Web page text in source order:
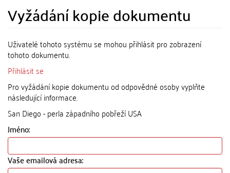
Vyžádání kopie dokumentu
Uživatelé tohoto systému se mohou přihlásit pro zobrazení
tohoto dokumentu.
Přihlásit se
Pro vyžádání kopie dokumentu od odpovědné osoby vyplňte
následující informace.
San Diego - perla západního pobřeží USA
Jméno:
Vaše emailová adresa: